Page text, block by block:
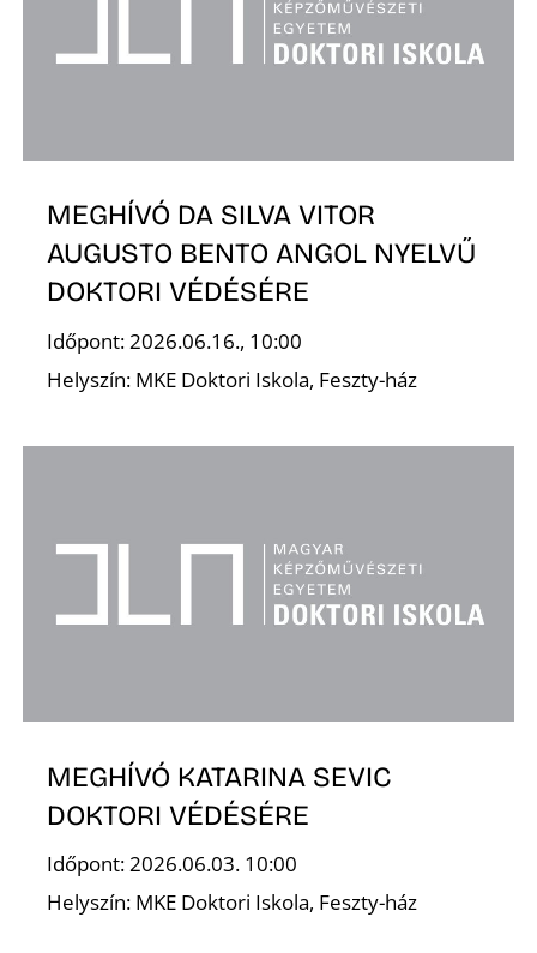
MEGHÍVÓ DA SILVA VITOR
AUGUSTO BENTO ANGOL NYELVŰ
DOKTORI VÉDÉSÉRE
Időpont: 2026.06.16., 10:00
Helyszín: MKE Doktori Iskola, Feszty-ház
MEGHÍVÓ KATARINA SEVIC
DOKTORI VÉDÉSÉRE
Időpont: 2026.06.03. 10:00
Helyszín: MKE Doktori Iskola, Feszty-ház